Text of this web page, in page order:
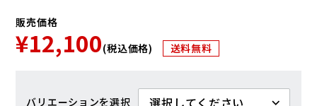
販売価格
¥12,100(税込価格) 送料無料
バリエーション